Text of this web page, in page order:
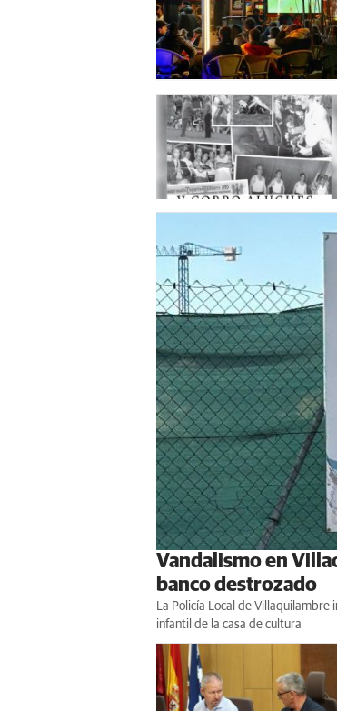
Vandalismo en
banco destrozado
La Policía Local de Villaquilambre
infantil de la casa de cultura